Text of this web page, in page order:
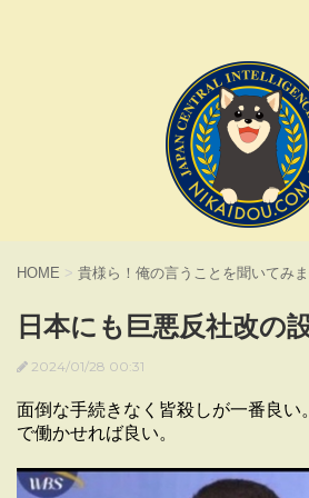
HOME > 貴様ら！俺の言うことを聞いてみ
日本にも巨悪反社改の
2024/01/28 00:31
面倒な手続きなく皆殺しが一番良い
で働かせれば良い。